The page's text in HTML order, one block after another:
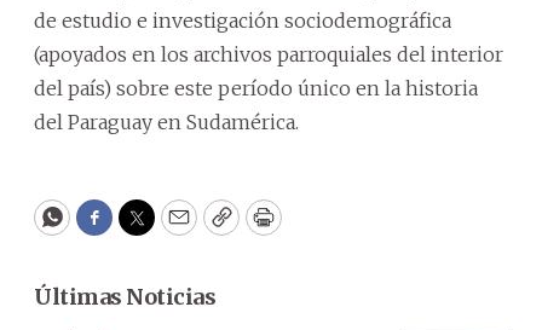
de estudio e investigación sociodemográfica
(apoyados en los archivos parroquiales del interior
del país) sobre este período único en la historia
del Paraguay en Sudamérica.
WhatsApp
Facebook
Twitter
EmailCopyPrint
Últimas Noticias